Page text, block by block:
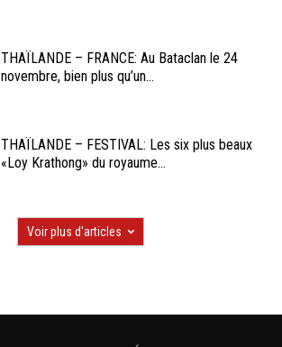
THAÏLANDE – FRANCE: Au Bataclan le 24
novembre, bien plus qu’un...
THAÏLANDE – FESTIVAL: Les six plus beaux
«Loy Krathong» du royaume...
Voir plus d'articles